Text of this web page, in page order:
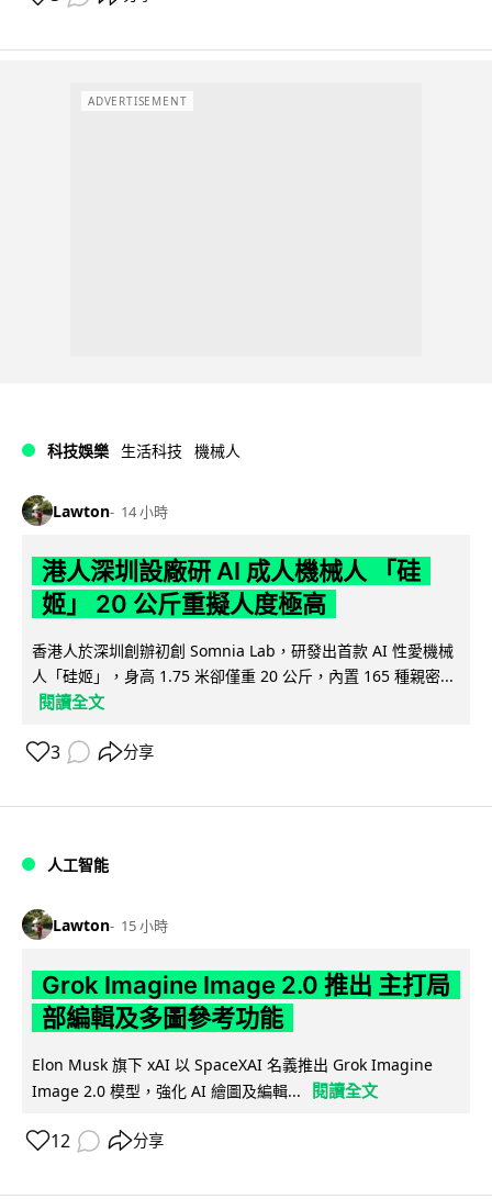
ADVERTISEMENT
科技娛樂 生活科技 機械人
Lawton 14 小時
港人深圳設廠研 AI 成人機械人 「硅
姬」 20 公斤重擬人度極高
香港人於深圳創辦初創 Somnia Lab，研發出首款 AI 性愛機械
人「硅姬」，身高 1.75 米卻僅重 20 公斤，內置 165 種親密...
閱讀全文
3 分享
人工智能
Lawton 15 小時
Grok Imagine Image 2.0 推出 主打局
部編輯及多圖參考功能
Elon Musk 旗下 xAI 以 SpaceXAI 名義推出 Grok Imagine
Image 2.0 模型，強化 AI 繪圖及編輯...
閱讀全文
12 分享